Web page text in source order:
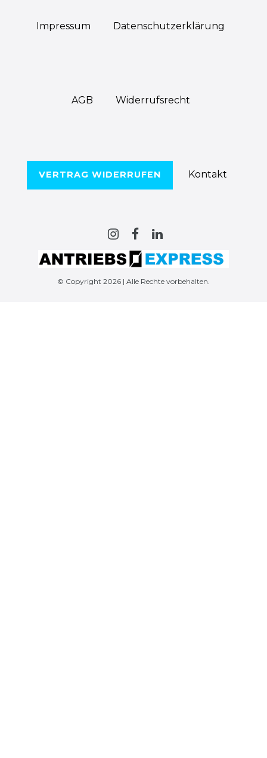
Impressum Daten­schutz­erklärung
AGB Widerrufs­recht
VERTRAG WIDERRUFEN Kontakt
© Copyright 2026 | Alle Rechte vorbehalten.